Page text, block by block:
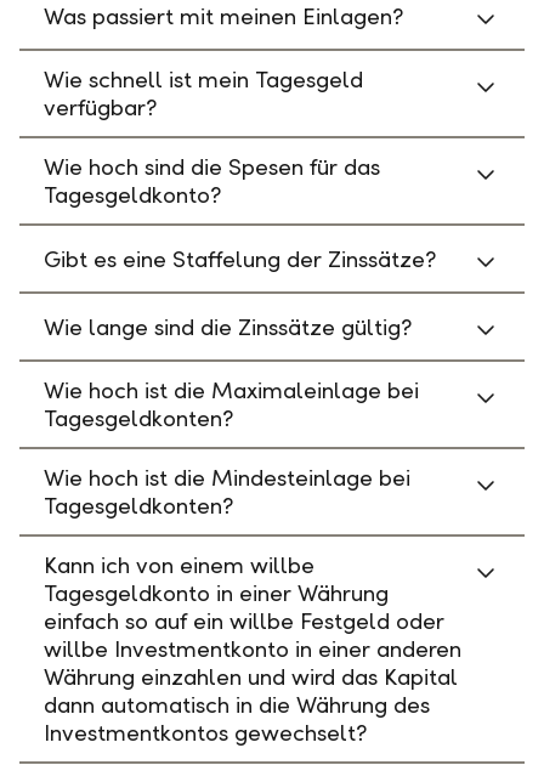
Was passiert mit meinen Einlagen?
Wie schnell ist mein Tagesgeld
verfügbar?
Wie hoch sind die Spesen für das
Tagesgeldkonto?
Gibt es eine Staffelung der Zinssätze?
Wie lange sind die Zinssätze gültig?
Wie hoch ist die Maximaleinlage bei
Tagesgeldkonten?
Wie hoch ist die Mindesteinlage bei
Tagesgeldkonten?
Kann ich von einem willbe
Tagesgeldkonto in einer Währung
einfach so auf ein willbe Festgeld oder
willbe Investmentkonto in einer anderen
Währung einzahlen und wird das Kapital
dann automatisch in die Währung des
Investmentkontos gewechselt?